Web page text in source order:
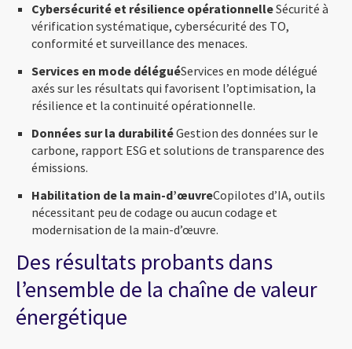
Cybersécurité et résilience opérationnelleSécurité à
vérification systématique, cybersécurité des TO,
conformité et surveillance des menaces.
Services en mode déléguéServices en mode délégué
axés sur les résultats qui favorisent l’optimisation, la
résilience et la continuité opérationnelle.
Données sur la durabilitéGestion des données sur le
carbone, rapport ESG et solutions de transparence des
émissions.
Habilitation de la main-d’œuvreCopilotes d’IA, outils
nécessitant peu de codage ou aucun codage et
modernisation de la main-d’œuvre.
Des résultats probants dans
l’ensemble de la chaîne de valeur
énergétique